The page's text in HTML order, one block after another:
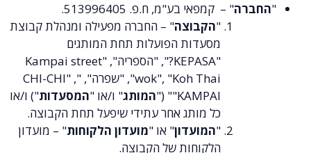
" – קמפאי בע"מ, ח.פ. 513996405
.
" – החברה מפעילה ומנהלת קבוצת
מסעדות הפועלות תחת המותגים
Kampai street
wok", "Koh Thai", "שפרה", "CHI-CHI"
,
("המותג" ו/או "המסעדות") ו/או
כל מותג אחר עתידי שיפעל תחת הקבוצה.
" או "מועדון הלקוחות" – מועדון
הלקוחות של הקבוצה.